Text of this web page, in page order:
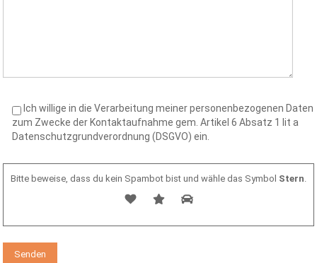
Ich willige in die Verarbeitung meiner personenbezogenen Daten
zum Zwecke der Kontaktaufnahme gem. Artikel 6 Absatz 1 lit a
Datenschutzgrundverordnung (DSGVO) ein.
Bitte beweise, dass du kein Spambot bist und wähle das Symbol Stern.